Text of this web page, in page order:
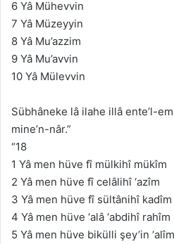
6 Yâ Mühevvin
7 Yâ Müzeyyin
8 Yâ Mu’azzim
9 Yâ Mu’avvin
10 Yâ Mülevvin
Sübhâneke lâ ilahe illâ ente’l-
mine’n-nâr.”
“18
1 Yâ men hüve fî mülkihî mükîm
2 Yâ men hüve fî celâlihî ‘azîm
3 Yâ men hüve fî sültânihî kadîm
4 Yâ men hüve ‘alâ ‘abdihî rahîm
5 Yâ men hüve bikülli şey’in ‘alîm